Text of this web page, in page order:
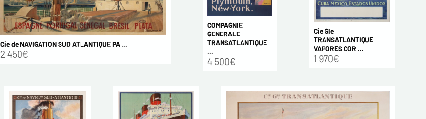
Cie de NAVIGATION SUD ATLANTIQUE PA ...
2 450€
COMPAGNIE
GENERALE
TRANSATLANTIQUE
...
4 500€
Cie Gle
TRANSATLANTIQUE
VAPORES COR ...
1 970€